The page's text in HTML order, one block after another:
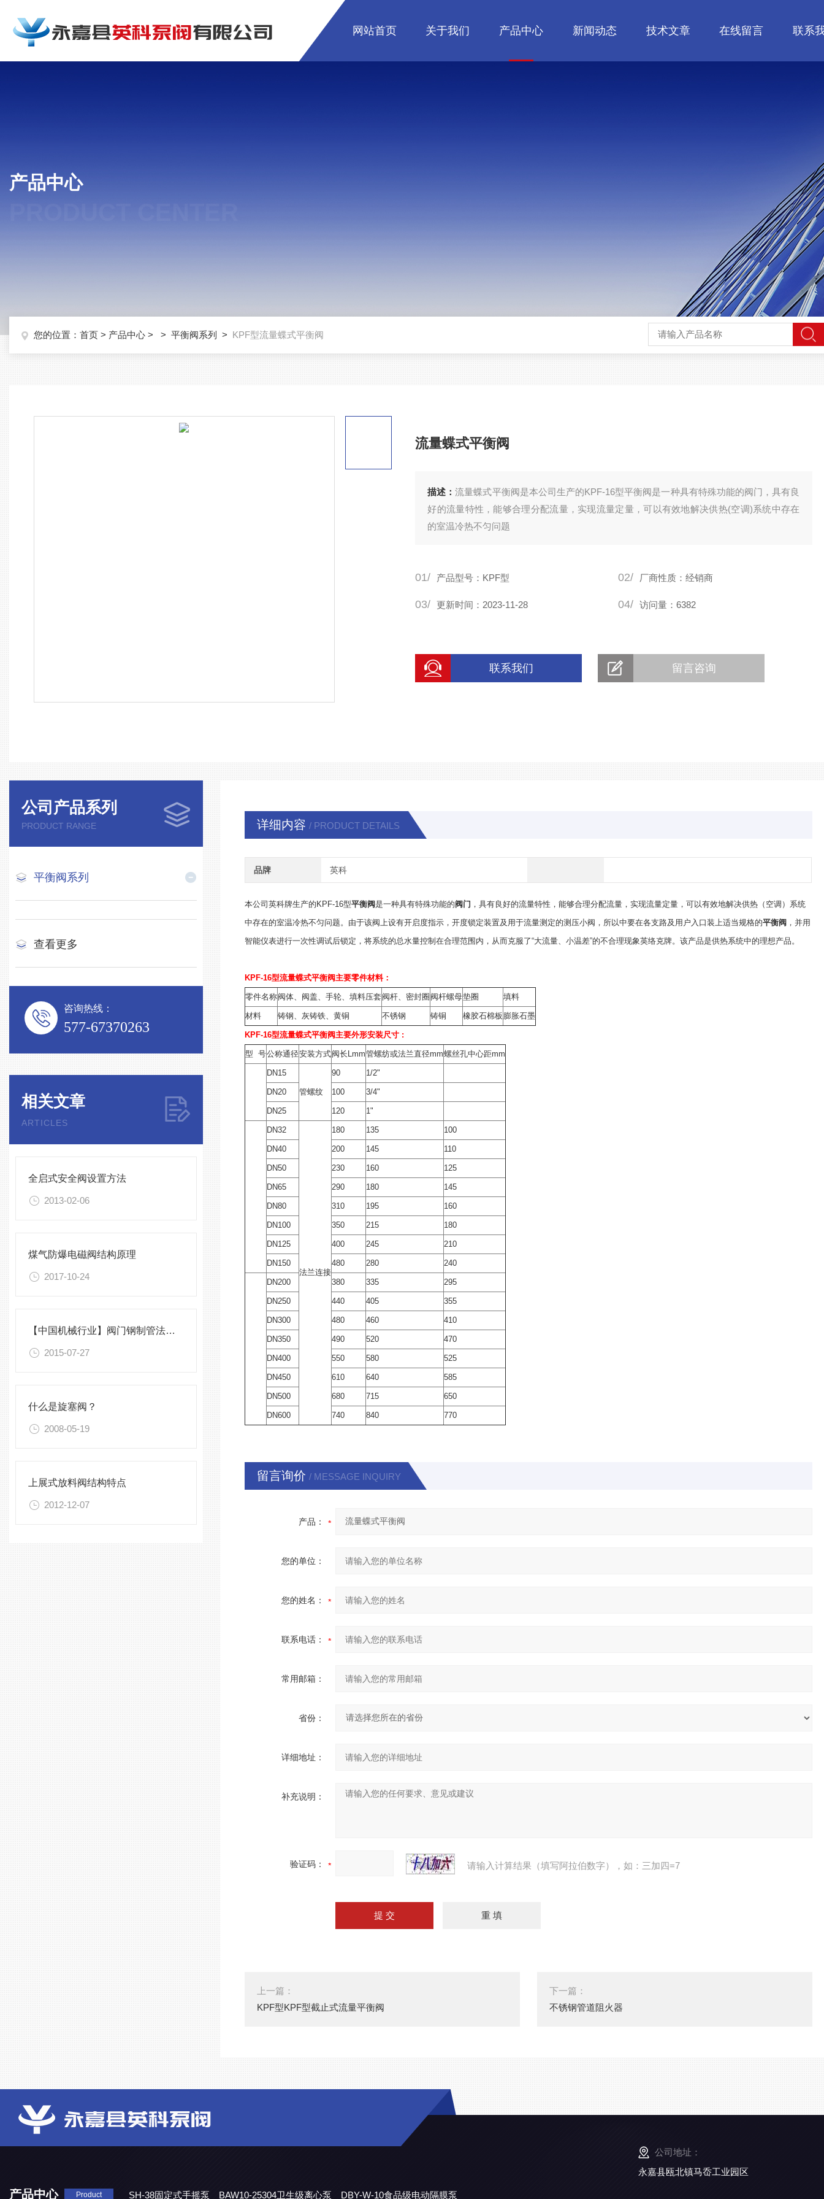
网站首页 关于我们 产品中心 新闻动态 技术文章 在线留言 联系
产品中心
您的位置： 首页 > 产品中心 > > 平衡阀系列 > KPF型流量蝶式平衡阀
流量蝶式平衡阀
描述：流量蝶式平衡阀是本公司生产的KPF-16型平衡阀是一种具有特殊功能的阀门，具有良
好的流量特性，能够合理分配流量，实现流量定量，可以有效地解决供热(空调)系统中存在
的室温冷热不匀问题
01/ 产品型号：KPF型 02/ 厂商性质：经销商
03/ 更新时间：2023-11-28 04/ 访问量：6382
联系我们 留言咨询
公司产品系列
PRODUCT RANGE
平衡阀系列
查看更多
咨询热线：
577-67370263
相关文章
ARTICLES
全启式安全阀设置方法
2013-02-06
煤气防爆电磁阀结构原理
2017-10-24
【中国机械行业】阀门钢制管法兰标准
2015-07-27
什么是旋塞阀？
2008-05-19
上展式放料阀结构特点
2012-12-07
详细内容 / PRODUCT DETAILS
品牌 英科
本公司英科牌生产的KPF-16型平衡阀是一种具有特殊功能的阀门 ，具有良好的流量特性，能够合理分配流量，实现流量定量，可以有效地解决供热（空调）系统
中存在的室温冷热不匀问题。由于该阀上设有开启度指示，开度锁定装置及用于流量测定的测压小阀，所以中要在各支路及用户入口装上适当规格的平衡阀 ，并用
智能仪表进行一次性调试后锁定，将系统的总水量控制在合理范围内，从而克服了“大流量、小温差”的不合理现象英络克牌。该产品是供热系统中的理想产品。
KPF-16型流量蝶式平衡阀主要零件材料：
零件名称阀体、阀盖、手轮、填料压套 阀杆、密封圈 阀杆螺母垫圈 填料
材料 铸钢、灰铸铁、黄铜 不锈钢 铸铜 橡胶石棉板 膨胀石墨
KPF-16型流量蝶式平衡阀主要外形安装尺寸 :
型 号公称通径安装方式阀长Lmm管螺纺或法兰直径mm螺丝孔中心距mm
DN15
管螺纹
90 1/2"
DN20 100 3/4"
DN25 120 1"
DN32
法兰连接
180 135 100
DN40 200 145 110
DN50 230 160 125
DN65 290 180 145
DN80 310 195 160
DN100 350 215 180
DN125 400 245 210
DN150 480 280 240
DN200 380 335 295
DN250 440 405 355
DN300 480 460 410
DN350 490 520 470
DN400 550 580 525
DN450 610 640 585
DN500 680 715 650
DN600 740 840 770
留言询价 / MESSAGE INQUIRY
产品：
您的单位：
您的姓名：
联系电话：
常用邮箱：
省份：
详细地址：
补充说明：
验证码： 请输入计算结果（填写阿拉伯数字），如：三加四=7
上一篇：
KPF型KPF型截止式流量平衡阀
下一篇：
不锈钢管道阻火器
产品中心 Product SH-38固定式手摇泵 BAW10-25304卫生级离心泵 DBY-W-10食品级电动隔膜泵
公司地址：
永嘉县瓯北镇马岙工业园区